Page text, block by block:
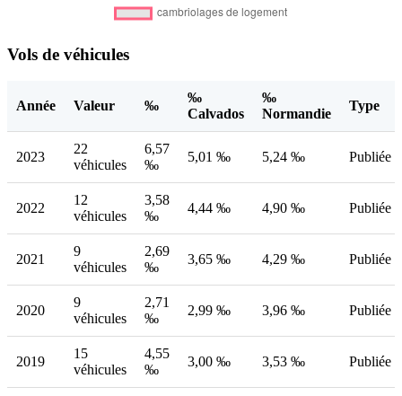
Vols de véhicules
Année Valeur ‰
‰
Calvados
‰
Normandie
Type
2023
22
véhicules
6,57
‰
5,01 ‰ 5,24 ‰ Publiée
2022
12
véhicules
3,58
‰
4,44 ‰ 4,90 ‰ Publiée
2021
9
véhicules
2,69
‰
3,65 ‰ 4,29 ‰ Publiée
2020
9
véhicules
2,71
‰
2,99 ‰ 3,96 ‰ Publiée
2019
15
véhicules
4,55
‰
3,00 ‰ 3,53 ‰ Publiée